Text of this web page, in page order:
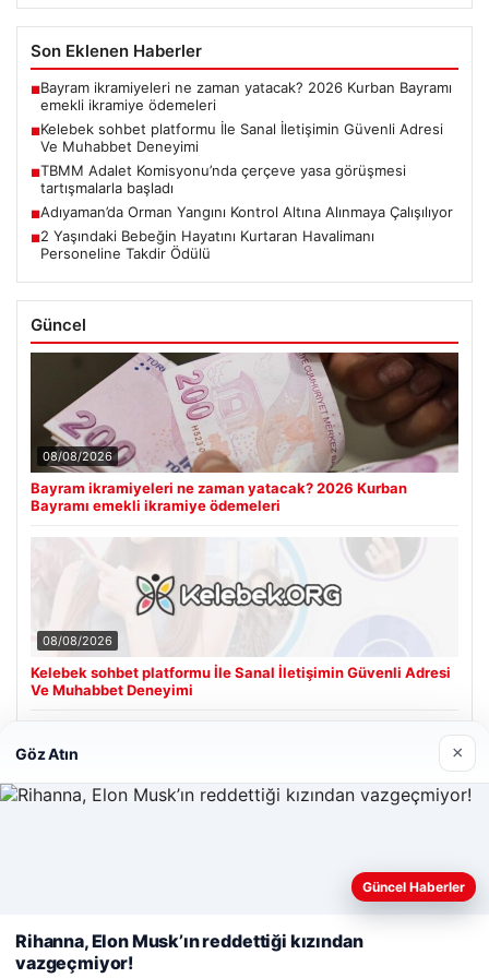
Son Eklenen Haberler
■Bayram ikramiyeleri ne zaman yatacak? 2026 Kurban Bayramı
emekli ikramiye ödemeleri
■Kelebek sohbet platformu İle Sanal İletişimin Güvenli Adresi
Ve Muhabbet Deneyimi
■TBMM Adalet Komisyonu’nda çerçeve yasa görüşmesi
tartışmalarla başladı
■Adıyaman’da Orman Yangını Kontrol Altına Alınmaya Çalışılıyor
■2 Yaşındaki Bebeğin Hayatını Kurtaran Havalimanı
Personeline Takdir Ödülü
Güncel
08/08/2026
Bayram ikramiyeleri ne zaman yatacak? 2026 Kurban
Bayramı emekli ikramiye ödemeleri
08/08/2026
Kelebek sohbet platformu İle Sanal İletişimin Güvenli Adresi
Ve Muhabbet Deneyimi
Web sitemizi nasıl kullandığınızı daha iyi anlayabilmek,
kullanıyoruz.
Çerez Politikamız
Reddet
Göz Atın ×
Güncel Haberler
Rihanna, Elon Musk’ın reddettiği kızından
vazgeçmiyor!